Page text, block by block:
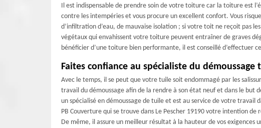
Il est indispensable de prendre soin de votre toiture car la toiture est
contre les intempéries et vous procure un excellent confort. Vous
d’infiltration d’eau, de mauvaise isolation ; si votre toit ne reçoit pas
végétaux qui envahissent votre toiture peuvent entraîner de graves
bénéficier d’une toiture bien performante, il est conseillé d’effectuer
Faites confiance au spécialiste du démoussage
Avec le temps, il se peut que votre tuile soit endommagé par les
travail du démoussage afin de la rendre à son état neuf et dans le but
un spécialisé en démoussage de tuile et est au service de votre travail
PB Couverture qui se trouve dans Le Pescher 19190 votre intention
De même, il assure un meilleur résultat à la hauteur de vos